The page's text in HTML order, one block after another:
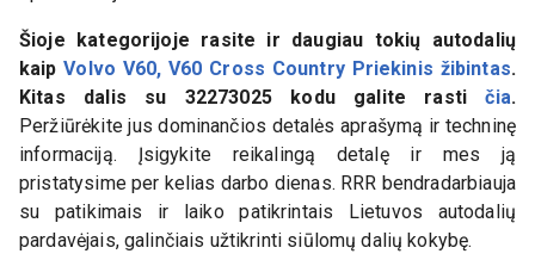
Šioje kategorijoje rasite ir daugiau tokių autodalių
kaipVolvo V60, V60 Cross Country Priekinis žibintas.
Kitas dalis su 32273025kodu galite rastičia.
Peržiūrėkite jus dominančios detalės aprašymą ir techninę
informaciją. Įsigykite reikalingą detalę ir mes ją
pristatysime per kelias darbo dienas. RRR bendradarbiauja
su patikimais ir laiko patikrintais Lietuvos autodalių
pardavėjais, galinčiais užtikrinti siūlomų dalių kokybę.